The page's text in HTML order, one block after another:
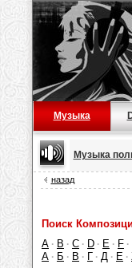
Музыка
Музыка
назад
Поиск
A · B · C · D · E · F ·
А · Б · В · Г · Д · Е ·